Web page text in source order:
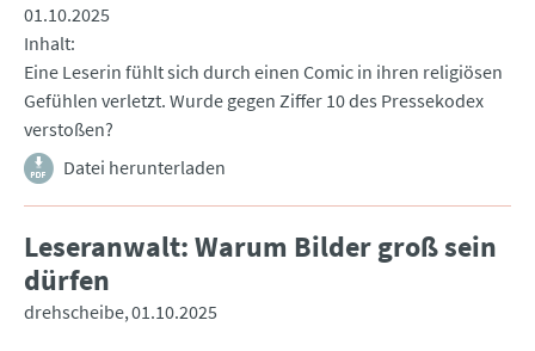
01.10.2025
Inhalt
Eine Leserin fühlt sich durch einen Comic in ihren religiösen
Gefühlen verletzt. Wurde gegen Ziffer 10 des Pressekodex
verstoßen?
Datei herunterladen
Leseranwalt: Warum Bilder groß sein
dürfen
drehscheibe 01.10.2025